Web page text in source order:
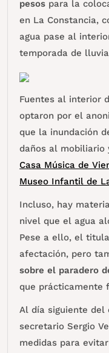
pesos para la
en La Constancia,
agua pase al
temporada de
Fuentes al interior
optaron por el
que la inundación
daños al mobiliario
Casa Música de
Museo Infantil de
Incluso, hay
nivel que el agua
Pese a ello, el
afectación, pero
sobre el paradero
que prácticamente
Al día siguiente del
secretario Sergio
medidas para